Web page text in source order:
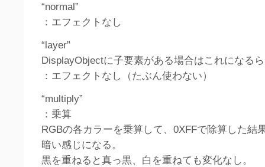
“normal”
：エフェクトなし
“layer”
DisplayObjectに子要素がある場合はこれになる
：エフェクトなし（たぶん使わない）
“multiply”
：乗算
RGBの各カラーを乗算して、0XFFで除算した結
暗い感じになる。
黒を重ねると真っ黒、白を重ねても変化なし。